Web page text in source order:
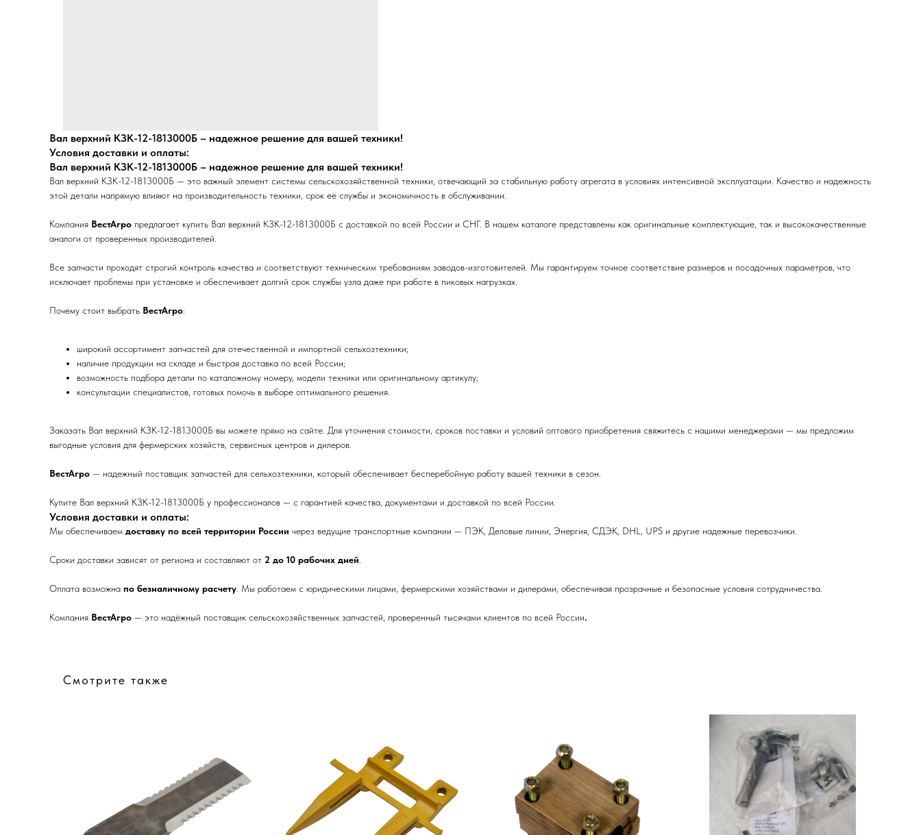
Вал верхний КЗК-12-1813000Б – надежное решение для вашей техники!
Условия доставки и оплаты:
Вал верхний КЗК-12-1813000Б – надежное решение для вашей техники!
Вал верхний КЗК-12-1813000Б — это важный элемент системы сельскохозяйственной техники, отвечающий за стабильную работу агрегата в условиях интенсивной эксплуатации. Качество и надежность
этой детали напрямую влияют на производительность техники, срок её службы и экономичность в обслуживании.
Компания ВестАгро предлагает купить Вал верхний КЗК-12-1813000Б с доставкой по всей России и СНГ. В нашем каталоге представлены как оригинальные комплектующие, так и высококачественные
аналоги от проверенных производителей.
Все запчасти проходят строгий контроль качества и соответствуют техническим требованиям заводов-изготовителей. Мы гарантируем точное соответствие размеров и посадочных параметров, что
исключает проблемы при установке и обеспечивает долгий срок службы узла даже при работе в пиковых нагрузках.
Почему стоит выбрать ВестАгро:
широкий ассортимент запчастей для отечественной и импортной сельхозтехники;
наличие продукции на складе и быстрая доставка по всей России;
возможность подбора детали по каталожному номеру, модели техники или оригинальному артикулу;
консультации специалистов, готовых помочь в выборе оптимального решения.
Заказать Вал верхний КЗК-12-1813000Б вы можете прямо на сайте. Для уточнения стоимости, сроков поставки и условий оптового приобретения свяжитесь с нашими менеджерами — мы предложим
выгодные условия для фермерских хозяйств, сервисных центров и дилеров.
ВестАгро — надежный поставщик запчастей для сельхозтехники, который обеспечивает бесперебойную работу вашей техники в сезон.
Купите Вал верхний КЗК-12-1813000Б у профессионалов — с гарантией качества, документами и доставкой по всей России.
Условия доставки и оплаты:
Мы обеспечиваем доставку по всей территории России через ведущие транспортные компании — ПЭК, Деловые линии, Энергия, СДЭК, DHL, UPS и другие надежные перевозчики.
Сроки доставки зависят от региона и составляют от 2 до 10 рабочих дней
Оплата возможна по безналичному расчету . Мы работаем с юридическими лицами, фермерскими хозяйствами и дилерами, обеспечивая прозрачные и безопасные условия сотрудничества.
Компания ВестАгро — это надёжный поставщик сельскохозяйственных запчастей, проверенный тысячами клиентов по всей России.
Смотрите также